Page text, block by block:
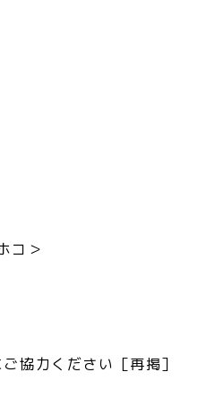
力ください［再掲］